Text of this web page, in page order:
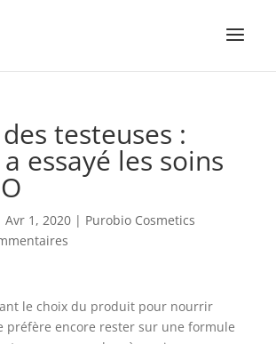
testeuses :
essayé les soins
Avr 1, 2020| Purobio Cosmetics
le choix du produit pour nourrir
préfère encore rester sur une formule